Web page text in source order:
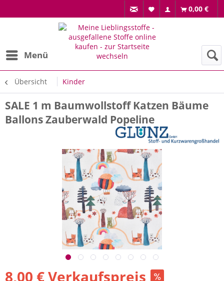
0,00 €
Menü
Übersicht Kinder
SALE 1 m Baumwollstoff Katzen Bäume
Ballons Zauberwald Popeline
8,00 € Verkaufspreis